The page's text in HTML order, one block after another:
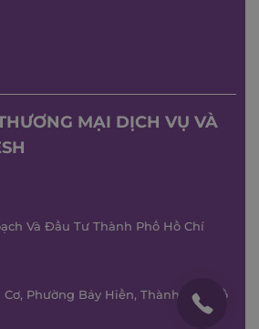
MẠI DỊCH VỤ VÀ
Và Đầu Tư Thành Phố Hồ Chí
Cơ, Phường Bảy Hiền, Thành phố Hồ